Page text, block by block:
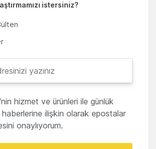
istersiniz?
hizmet ve ürünleri ile günlük
ilişkin olarak epostalar
onaylıyorum.